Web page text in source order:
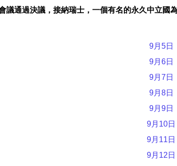
議通過決議，接納瑞士，一個有名的永久中立國為
9月5日
9月6日
9月7日
9月8日
9月9日
9月10日
9月11日
9月12日